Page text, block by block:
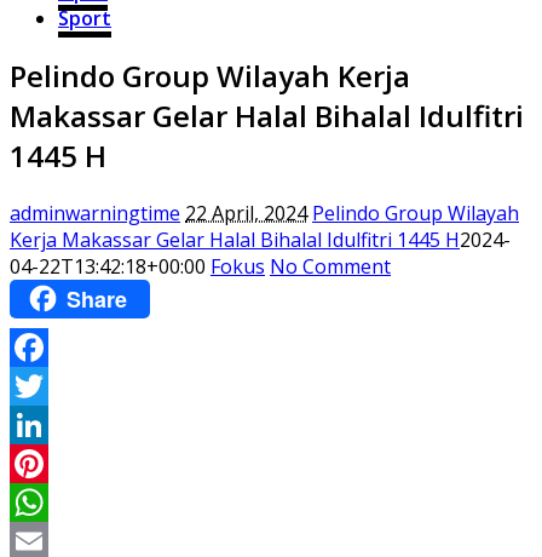
Sport
Pelindo Group Wilayah Kerja
Makassar Gelar Halal Bihalal Idulfitri
1445 H
adminwarningtime 22 April, 2024 Pelindo Group Wilayah
Kerja Makassar Gelar Halal Bihalal Idulfitri 1445 H2024-
04-22T13:42:18+00:00 Fokus No Comment
Share
Facebook
Twitter
LinkedIn
Pinterest
WhatsApp